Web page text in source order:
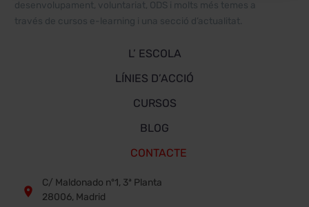
desenvolupament, voluntariat, ODS i molts més temes a
través de cursos e-learning i una secció d’actualitat.
L’ ESCOLA
LÍNIES D’ACCIÓ
CURSOS
BLOG
CONTACTE


C/ Maldonado nº1, 3ª Planta
28006, Madrid